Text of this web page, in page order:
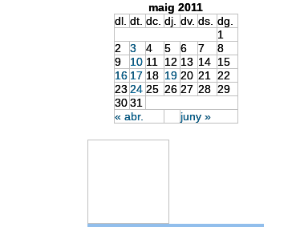
maig 2011
dl. dt. dc. dj. dv. ds. dg.
« abr. juny »
1
2
3 4 5 6 7
8
9
10 11 12 13 14 15
16 17 18 19 20 21 22
23 24 25 26 27 28 29
30 31